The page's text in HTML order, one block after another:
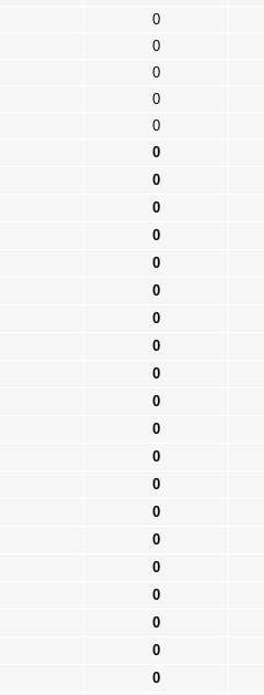
0
0
0
0
0
0
0
0
0
0
0
0
0
0
0
0
0
0
0
0
0
0
0
0
0